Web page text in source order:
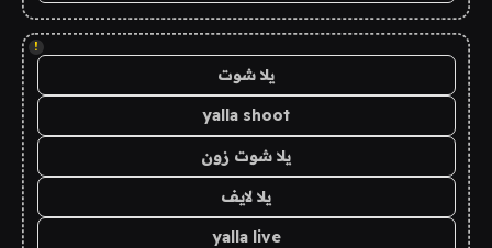
!
يلا شوت
yalla shoot
يلا شوت زون
يلا لايف
yalla live